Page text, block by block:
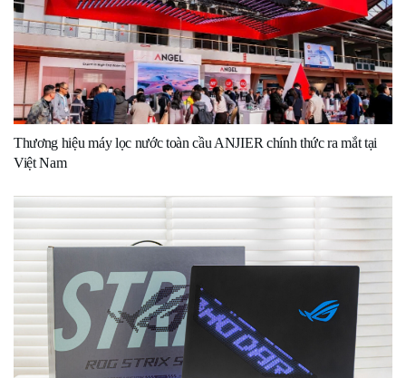
Thương hiệu máy lọc nước toàn cầu ANJIER chính thức ra mắt tại
Việt Nam